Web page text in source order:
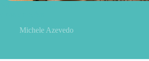
Michele Azevedo